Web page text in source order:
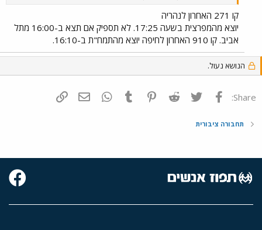
קו 271 האחרון לנהריה
יוצא מהמפרצית בשעה 17:25. לא תספיק אם תצא ב-16:00 מתל
אביב. קו 910 האחרון לחיפה יוצא מהתמח"ת ב-16:10.
הנושא נעול.
Share: פייסבוק Twitter
Reddit
Pinterest
Tumblr
WhatsAppדואר אלקטרוני
תחבורה ציבורית